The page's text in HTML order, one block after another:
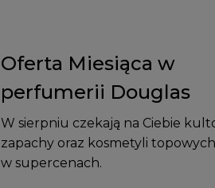
Oferta Miesiąca w
perfumerii Douglas
W sierpniu czekają na Ciebie
zapachy oraz kosmetyli
w supercenach.